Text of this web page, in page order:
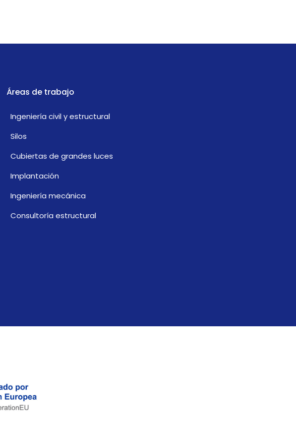
Áreas de trabajo
Ingeniería civil y estructural
Silos
Cubiertas de grandes luces
Implantación
Ingeniería mecánica
Consultoría estructural